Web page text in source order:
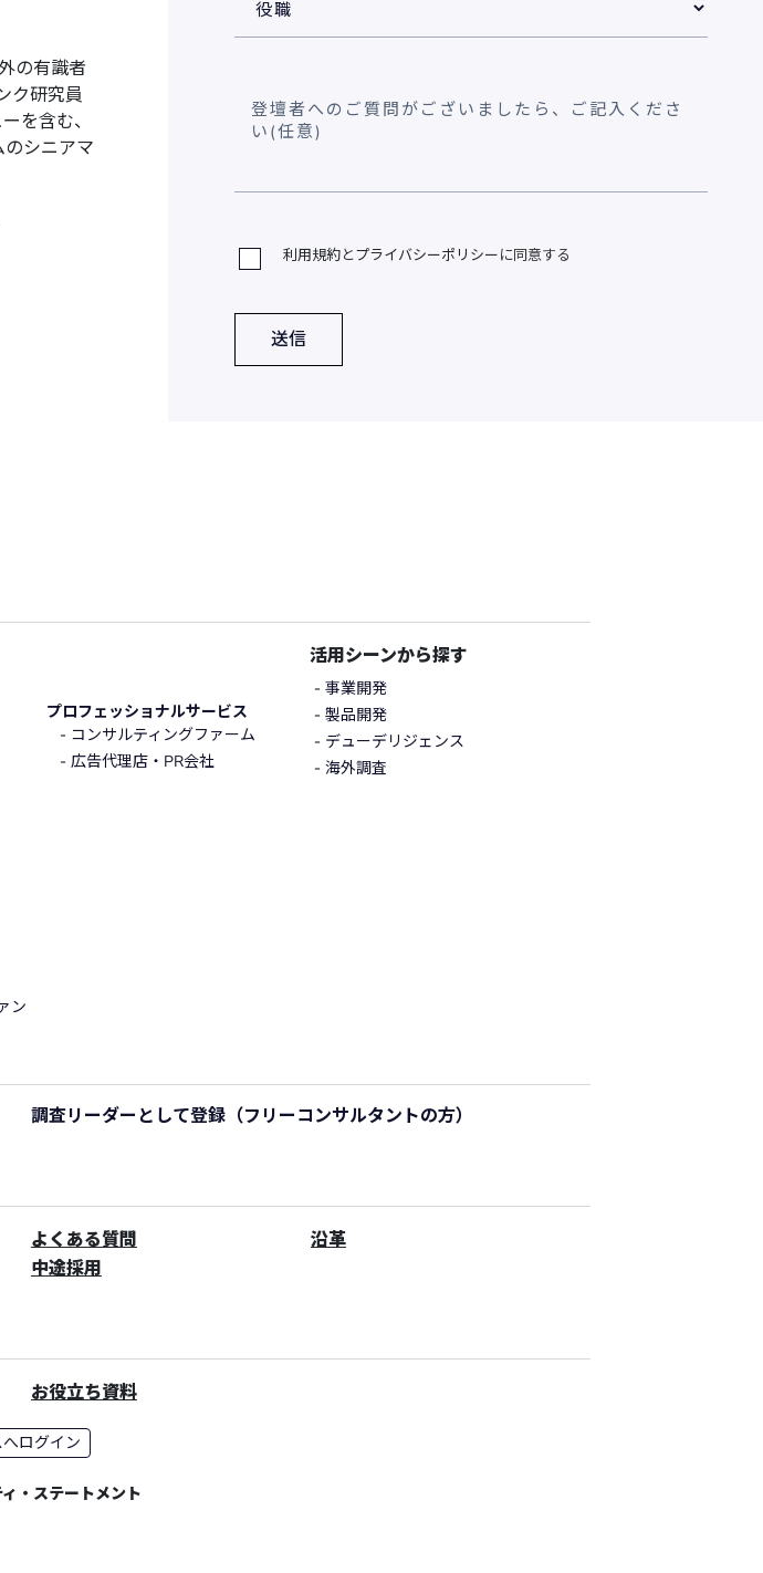
の有識者
ク研究員
を含む、
シニアマ
利用規約とプライバシーポリシーに同意する
送信
ン
プロフェッショナルサービス
コンサルティングファーム
広告代理店・PR会社
活用シーンから探す
事業開発
製品開発
デューデリジェンス
海外調査
調査リーダーとして登録 （フリーコンサルタントの方）
よくある質問
沿革
中途採用
お役立ち資料
ログイン
・ステートメント